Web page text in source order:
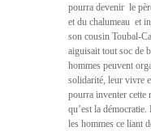
pourra devenir  le
et du chalumeau  et
son cousin Toubal-
aiguisait tout soc de
hommes peuvent
solidarité, leur vivre
pourra inventer cette
qu’est la
les hommes ce liant